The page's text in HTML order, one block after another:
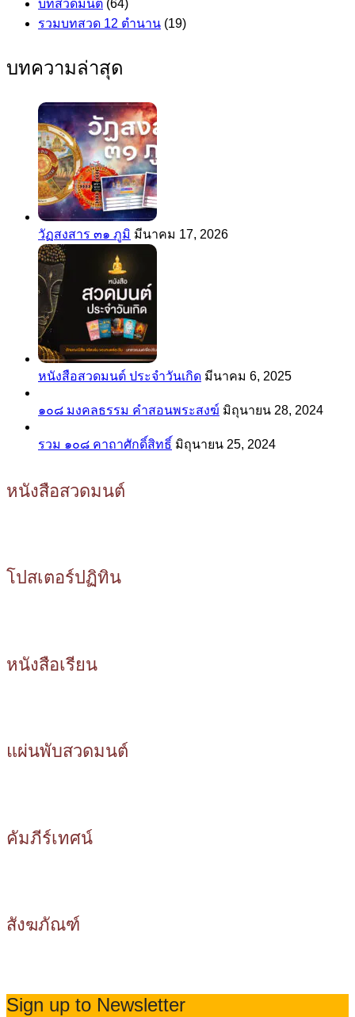
บทสวดมนต์ (64)
รวมบทสวด 12 ตำนาน (19)
บทความล่าสุด
วัฏสงสาร ๓๑ ภูมิ มีนาคม 17, 2026
หนังสือสวดมนต์ ประจำวันเกิด มีนาคม 6, 2025
๑๐๘ มงคลธรรม คำสอนพระสงฆ์ มิถุนายน 28, 2024
รวม ๑๐๘ คาถาศักดิ์สิทธิ์ มิถุนายน 25, 2024
หนังสือสวดมนต์
โปสเตอร์ปฏิทิน
หนังสือเรียน
แผ่นพับสวดมนต์
คัมภีร์เทศน์
สังฆภัณฑ์
Sign up to Newsletter